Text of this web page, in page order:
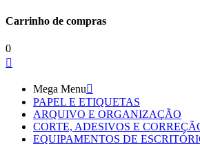
Carrinho de compras
0

Mega Menu
PAPEL E ETIQUETAS
ARQUIVO E ORGANIZAÇÃO
CORTE, ADESIVOS E
EQUIPAMENTOS DE